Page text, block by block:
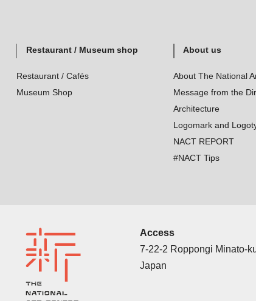
Restaurant / Museum shop
Restaurant / Cafés
Museum Shop
About us
About The National
Message from the
Architecture
Logomark and
NACT REPORT
#NACT Tips
Access
7-22-2 Roppongi Minato-
Japan